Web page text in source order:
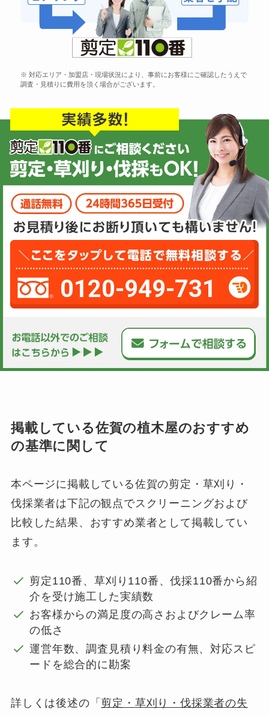
※ 対応エリア・加盟店・現場状況により、事前にお客様にご確認したうえで
調査・見積りに費用を頂く場合がございます。
0120-949-731
掲載している佐賀の植木屋のおすすめ
の基準に関して
本ページに掲載している佐賀の剪定・草刈り・
伐採業者は下記の観点でスクリーニングおよび
比較した結果、おすすめ業者として掲載してい
ます。
剪定110番、草刈り110番、伐採110番から紹
介を受け施工した実績数
お客様からの満足度の高さおよびクレーム率
の低さ
運営年数、調査見積り料金の有無、対応スピ
ードを総合的に勘案
詳しくは後述の「 剪定・草刈り・伐採業者の失